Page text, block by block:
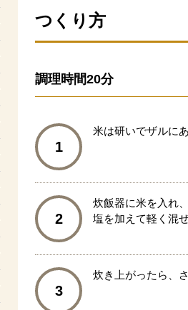
つくり方
調理時間20分
1
米は研いでザルに
2
炊飯器に米を入れ
塩を加えて軽く混
3
炊き上がったら、